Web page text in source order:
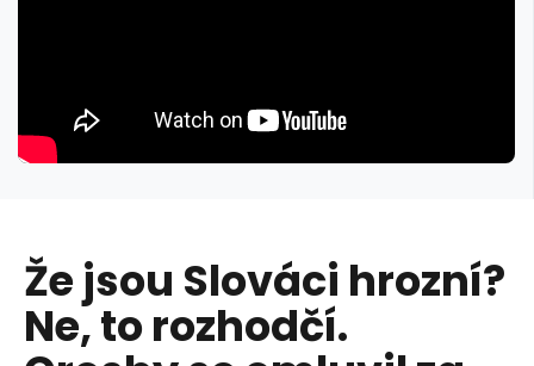
Že jsou Slováci hrozní?
Ne, to rozhodčí.